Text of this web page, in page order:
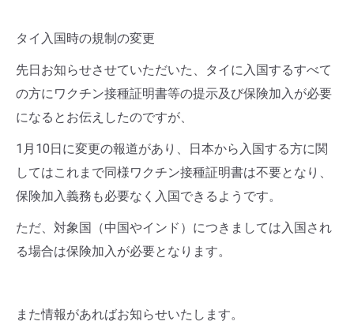
タイ入国時の規制の変更
先日お知らせさせていただいた、タイに入国するすべて
の方にワクチン接種証明書等の提示及び保険加入が必要
になるとお伝えしたのですが、
1月10日に変更の報道があり、日本から入国する方に関
してはこれまで同様ワクチン接種証明書は不要となり、
保険加入義務も必要なく入国できるようです。
ただ、対象国（中国やインド）につきましては入国され
る場合は保険加入が必要となります。
また情報があればお知らせいたします。